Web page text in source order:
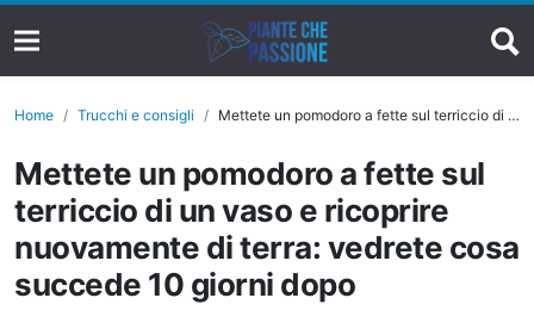
Home Trucchi e consigli Mettete un pomodoro a fette sul terriccio di un vaso e ricoprire nuovamente di terra: vedrete cosa succede 10 giorni dopo
Mettete un pomodoro a fette sul
terriccio di un vaso e ricoprire
nuovamente di terra: vedrete cosa
succede 10 giorni dopo